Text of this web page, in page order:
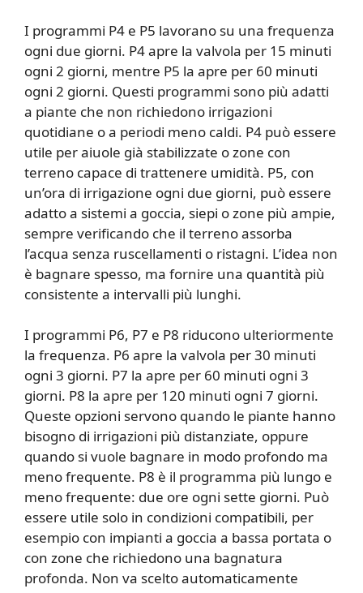
I programmi P4 e P5 lavorano su una frequenza
ogni due giorni. P4 apre la valvola per 15 minuti
ogni 2 giorni, mentre P5 la apre per 60 minuti
ogni 2 giorni. Questi programmi sono più adatti
a piante che non richiedono irrigazioni
quotidiane o a periodi meno caldi. P4 può essere
utile per aiuole già stabilizzate o zone con
terreno capace di trattenere umidità. P5, con
un’ora di irrigazione ogni due giorni, può essere
adatto a sistemi a goccia, siepi o zone più ampie,
sempre verificando che il terreno assorba
l’acqua senza ruscellamenti o ristagni. L’idea non
è bagnare spesso, ma fornire una quantità più
consistente a intervalli più lunghi.
I programmi P6, P7 e P8 riducono ulteriormente
la frequenza. P6 apre la valvola per 30 minuti
ogni 3 giorni. P7 la apre per 60 minuti ogni 3
giorni. P8 la apre per 120 minuti ogni 7 giorni.
Queste opzioni servono quando le piante hanno
bisogno di irrigazioni più distanziate, oppure
quando si vuole bagnare in modo profondo ma
meno frequente. P8 è il programma più lungo e
meno frequente: due ore ogni sette giorni. Può
essere utile solo in condizioni compatibili, per
esempio con impianti a goccia a bassa portata o
con zone che richiedono una bagnatura
profonda. Non va scelto automaticamente